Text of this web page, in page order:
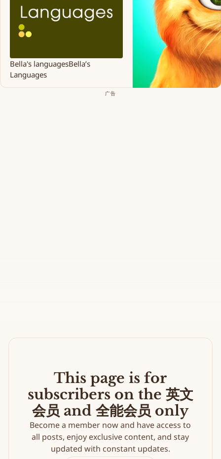
Bella's languagesBella’s
Languages
广告
This page is for
subscribers on the 英文
会员 and 全能会员 only
Become a member now and have access to
all posts, enjoy exclusive content, and stay
updated with constant updates.